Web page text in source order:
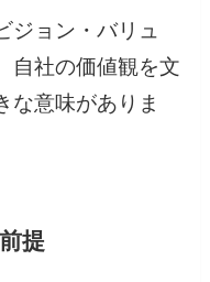
ジョン・バリュ
自社の価値観を文
な意味がありま
提